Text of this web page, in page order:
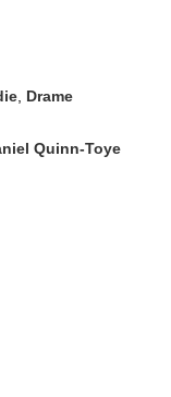
Drame
Quinn-Toye